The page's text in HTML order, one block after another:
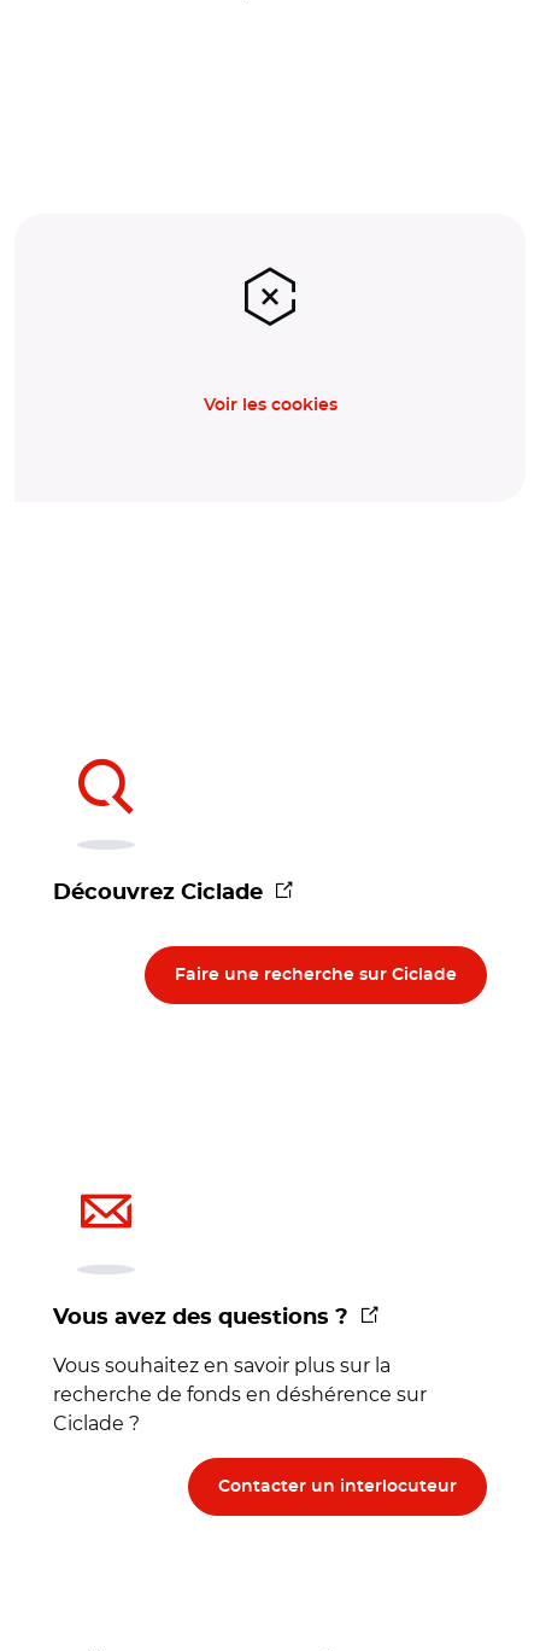
Voir les cookies
Découvrez Ciclade (nouvelle fenêtre)
Faire une recherche sur Ciclade
Vous avez des questions ? (nouvelle
Vous souhaitez en savoir plus sur la
recherche de fonds en déshérence sur
Ciclade ?
Contacter un interlocuteur